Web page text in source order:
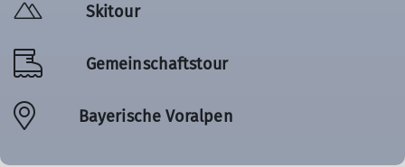
Skitour
Gemeinschaftstour
Bayerische Voralpen